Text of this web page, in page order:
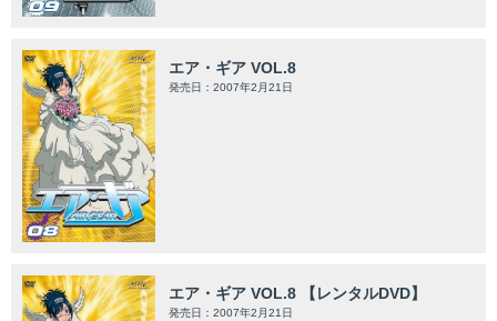
エア・ギア VOL.8
発売日：2007年2月21日
エア・ギア VOL.8 【レンタルDVD】
発売日：2007年2月21日